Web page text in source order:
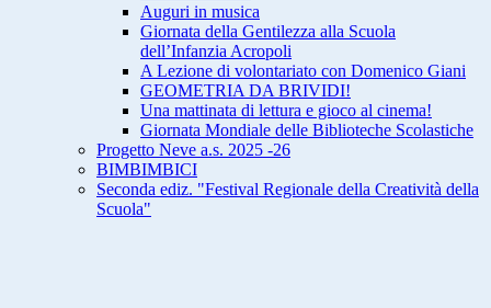
Auguri in musica
Giornata della Gentilezza alla Scuola
dell’Infanzia Acropoli
A Lezione di volontariato con Domenico Giani
GEOMETRIA DA BRIVIDI!
Una mattinata di lettura e gioco al cinema!
Giornata Mondiale delle Biblioteche Scolastiche
Progetto Neve a.s. 2025 -26
BIMBIMBICI
Seconda ediz. "Festival Regionale della Creatività della
Scuola"